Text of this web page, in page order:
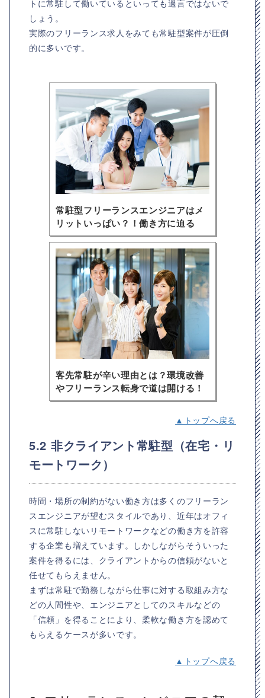
トに常駐して働いているといっても過言ではないで
しょう。
実際のフリーランス求人をみても常駐型案件が圧倒
的に多いです。
常駐型フリーランスエンジニアはメ
リットいっぱい？！働き方に迫る
客先常駐が辛い理由とは？環境改善
やフリーランス転身で道は開ける！
▲トップへ戻る
5.2 非クライアント常駐型（在宅・リ
モートワーク）
時間・場所の制約がない働き方は多くのフリーラン
スエンジニアが望むスタイルであり、近年はオフィ
スに常駐しないリモートワークなどの働き方を許容
する企業も増えています。しかしながらそういった
案件を得るには、クライアントからの信頼がないと
任せてもらえません。
まずは常駐で勤務しながら仕事に対する取組み方な
どの人間性や、エンジニアとしてのスキルなどの
「信頼」を得ることにより、柔軟な働き方を認めて
もらえるケースが多いです。
▲トップへ戻る